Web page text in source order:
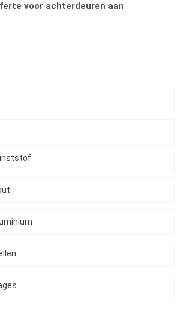
voor achterdeuren aan